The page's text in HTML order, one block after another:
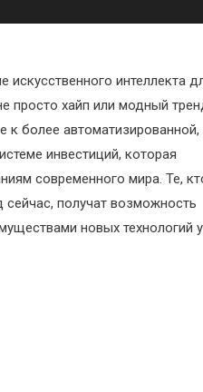
искусственного интеллекта
просто хайп или модный
к более автоматизированной,
инвестиций, которая
современного мира. Те,
сейчас, получат возможность
новых технологий